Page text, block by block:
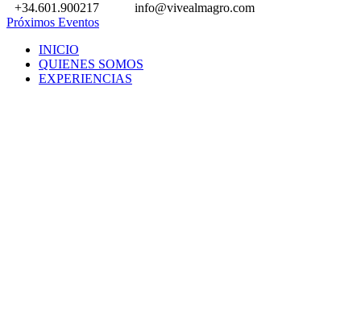
+34.601.900217
info@vivealmagro.com
Próximos Eventos
INICIO
QUIENES SOMOS
EXPERIENCIAS